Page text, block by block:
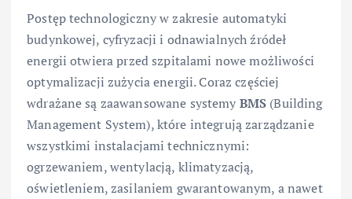
Postęp technologiczny w zakresie automatyki
budynkowej, cyfryzacji i odnawialnych źródeł
energii otwiera przed szpitalami nowe możliwości
optymalizacji zużycia energii. Coraz częściej
wdrażane są zaawansowane systemy BMS (Building
Management System), które integrują zarządzanie
wszystkimi instalacjami technicznymi:
ogrzewaniem, wentylacją, klimatyzacją,
oświetleniem, zasilaniem gwarantowanym, a nawet